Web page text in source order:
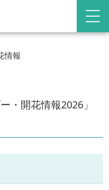
情報
・開花情報2026」